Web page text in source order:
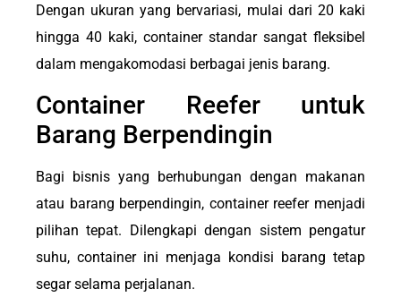
Dengan ukuran yang bervariasi, mulai dari 20 kaki
hingga 40 kaki, container standar sangat fleksibel
dalam mengakomodasi berbagai jenis barang.
Container Reefer untuk
Barang Berpendingin
Bagi bisnis yang berhubungan dengan makanan
atau barang berpendingin, container reefer menjadi
pilihan tepat. Dilengkapi dengan sistem pengatur
suhu, container ini menjaga kondisi barang tetap
segar selama perjalanan.